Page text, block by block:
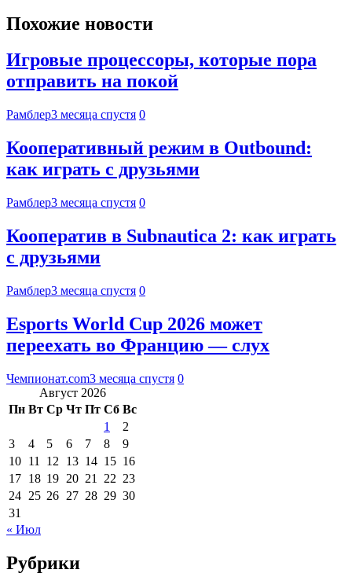
Похожие новости
Игровые процессоры, которые пора
отправить на покой
Рамблер3 месяца спустя 0
Кооперативный режим в Outbound:
как играть с друзьями
Рамблер3 месяца спустя 0
Кооператив в Subnautica 2: как играть
с друзьями
Рамблер3 месяца спустя 0
Esports World Cup 2026 может
переехать во Францию — слух
Чемпионат.com3 месяца спустя 0
Август 2026
Пн Вт Ср Чт Пт Сб Вс
1
2
3
4 5 6 7 8
9
10 11 12 13 14 15 16
17 18 19 20 21 22 23
24 25 26 27 28 29 30
31
« Июл
Рубрики